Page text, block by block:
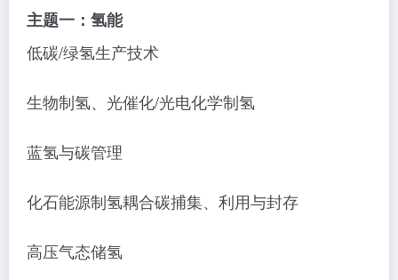
主题一：氢能
低碳/绿氢生产技术
生物制氢、光催化/光电化学制氢
蓝氢与碳管理
化石能源制氢耦合碳捕集、利用与封存
高压气态储氢